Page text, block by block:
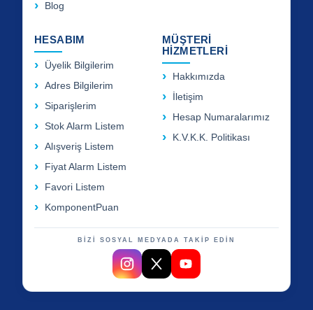
Blog
HESABIM
Üyelik Bilgilerim
Adres Bilgilerim
Siparişlerim
Stok Alarm Listem
Alışveriş Listem
Fiyat Alarm Listem
Favori Listem
KomponentPuan
MÜŞTERİ
HİZMETLERİ
Hakkımızda
İletişim
Hesap Numaralarımız
K.V.K.K. Politikası
BİZİ SOSYAL MEDYADA TAKİP EDİN